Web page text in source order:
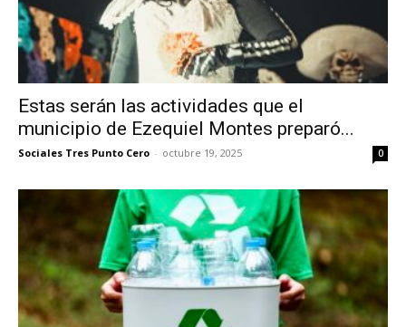
Estas serán las actividades que el
municipio de Ezequiel Montes preparó...
Sociales Tres Punto Cero - octubre 19, 2025 0